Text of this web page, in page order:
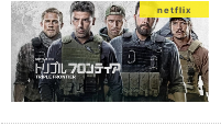
netflix